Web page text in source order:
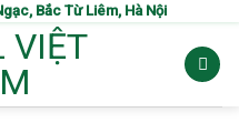
Bắc Từ Liêm, Hà Nội